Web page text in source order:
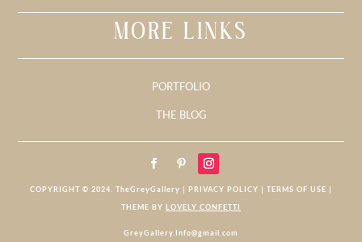
MORE LINKS
PORTFOLIO
THE BLOG
GreyGallery.Info@gmail.com
COPYRIGHT © 2024. TheGreyGallery | PRIVACY POLICY | TERMS OF USE |
THEME BY LOVELY CONFETTI